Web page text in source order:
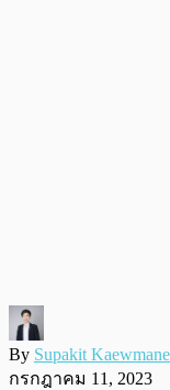
By Supakit
กรกฎาคม 11, 2023